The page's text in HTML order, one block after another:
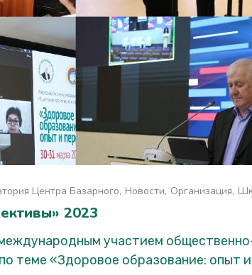
Центра Базарного Новости Организация
2023
участием
теме «Здоровое образование: опыт